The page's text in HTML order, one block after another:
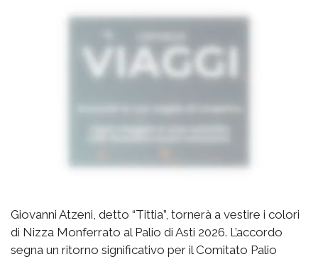
Giovanni Atzeni, detto “Tittia”, tornerà a vestire i colori
di Nizza Monferrato al Palio di Asti 2026. L’accordo
segna un ritorno significativo per il Comitato Palio